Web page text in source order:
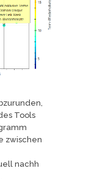
Tools
zwischen
nachh